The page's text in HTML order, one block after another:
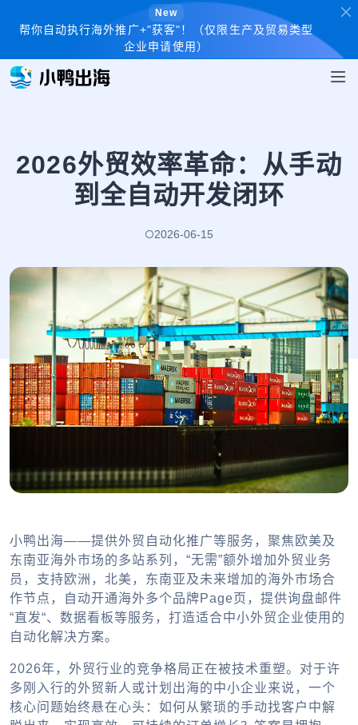
New
帮你自动执行海外推广+"获客"！（仅限生产及贸易类型
企业申请使用）
2026外贸效率革命：从手动
到全自动开发闭环
2026-06-15
小鸭出海——提供外贸自动化推广等服务，聚焦欧美及
东南亚海外市场的多站系列，“无需”额外增加外贸业务
员，支持欧洲，北美，东南亚及未来增加的海外市场合
作节点，自动开通海外多个品牌Page页，提供询盘邮件
“直发“、数据看板等服务，打造适合中小外贸企业使用的
自动化解决方案。
2026年，外贸行业的竞争格局正在被技术重塑。对于许
多刚入行的外贸新人或计划出海的中小企业来说，一个
核心问题始终悬在心头：如何从繁琐的手动找客户中解